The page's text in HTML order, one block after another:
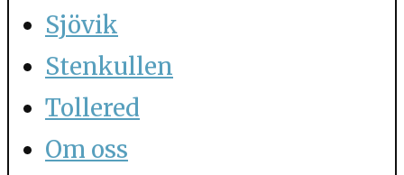
Sjövik
Stenkullen
Tollered
Om oss